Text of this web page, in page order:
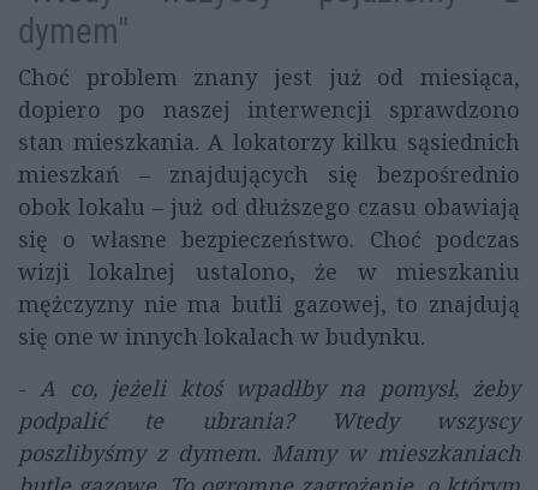
dymem"
Choć problem znany jest już od miesiąca,
dopiero po naszej interwencji sprawdzono
stan mieszkania. A lokatorzy kilku sąsiednich
mieszkań – znajdujących się bezpośrednio
obok lokalu – już od dłuższego czasu obawiają
się o własne bezpieczeństwo. Choć podczas
wizji lokalnej ustalono, że w mieszkaniu
mężczyzny nie ma butli gazowej, to znajdują
się one w innych lokalach w budynku.
- A co, jeżeli ktoś wpadłby na pomysł, żeby
podpalić te ubrania? Wtedy wszyscy
poszlibyśmy z dymem. Mamy w mieszkaniach